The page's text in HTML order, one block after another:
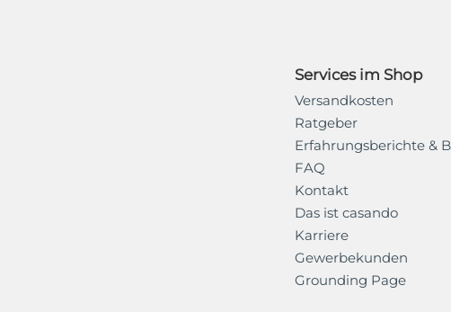
Services im Shop
Versandkosten
Ratgeber
Erfahrungsberichte &
FAQ
Kontakt
Das ist casando
Karriere
Gewerbekunden
Grounding Page